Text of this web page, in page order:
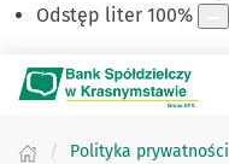
Odstęp liter 100%
Polityka prywatności